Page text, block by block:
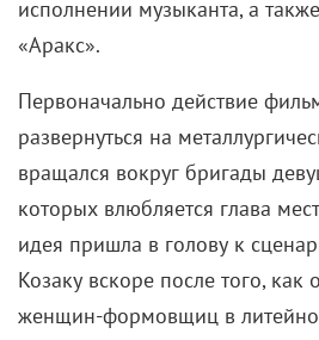
развернуться на
вращался вокруг бригады
которых влюбляется глава
идея пришла в голову к
Козаку вскоре после того, как
женщин-формовщиц в
задумкой автор пришел на
отказали, ссылаясь на
разнарядку фильмов о